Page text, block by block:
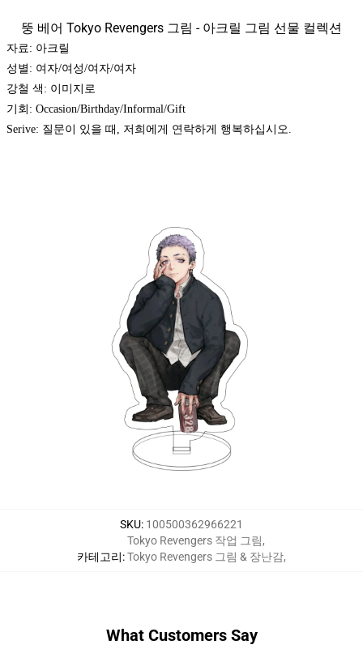
뚱 베어 Tokyo Revengers 그림 - 아크릴 그림 선물 컬렉션
자료: 아크릴
성별: 여자/여성/여자/여자
강철 색: 이미지로
기회: Occasion/Birthday/Informal/Gift
Serive: 질문이 있을 때, 저희에게 연락하게 행복하십시오.
SKU: 100500362966221
카테고리:
Tokyo Revengers 작업 그림,
Tokyo Revengers 그림 & 장난감,
What Customers Say